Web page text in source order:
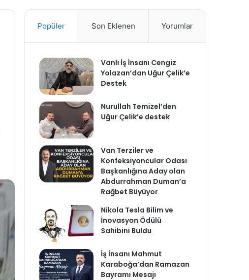
Popüler Son Eklenen Yorumlar
Vanlı İş İnsanı Cengiz
Yolazan’dan Uğur Çelik’e
Destek
Nurullah Temizel’den
Uğur Çelik’e destek
Van Terziler ve
Konfeksiyoncular Odası
Başkanlığına Aday olan
Abdurrahman Duman’a
Rağbet Büyüyor
Nikola Tesla Bilim ve
İnovasyon Ödülü
Sahibini Buldu
İş İnsanı Mahmut
Karaboğa’dan Ramazan
Bayramı Mesajı